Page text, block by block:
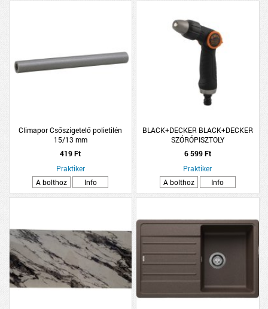
Climapor Csőszigetelő polietilén
15/13 mm
419 Ft
Praktiker
A bolthoz
Info
BLACK+DECKER BLACK+DECKER
SZÓRÓPISZTOLY
6 599 Ft
Praktiker
A bolthoz
Info